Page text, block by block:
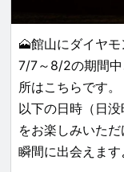
welcomed. As I
the evening
館山的花火大會讓
達一小時，對比
這樣的差異讓我
海上綻放，煙花
making this
📍 Tateyama,
🗓️ Held every
tradition in
✨ 夏の夜空の下
🗻館山にダイヤ
7/7～8/2の期間
所はこちらです。
以下の日時（日
をお楽しみいた
瞬間に出会えま